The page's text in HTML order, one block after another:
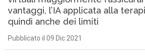
vantaggi, l’IA applicata alla
quindi anche dei limiti
Pubblicato il 09 Dic 2021